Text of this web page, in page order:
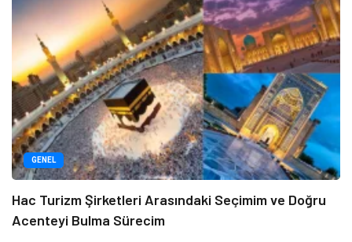
GENEL
Hac Turizm Şirketleri Arasındaki Seçimim ve Doğru
Acenteyi Bulma Sürecim